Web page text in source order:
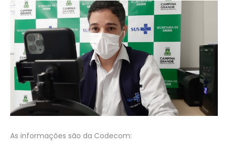
As informações são da Codecom: